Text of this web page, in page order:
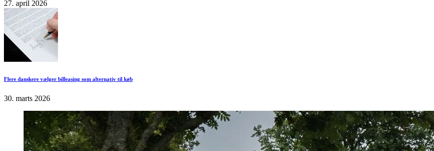
27. april 2026
Flere danskere vælger billeasing som alternativ til køb
30. marts 2026